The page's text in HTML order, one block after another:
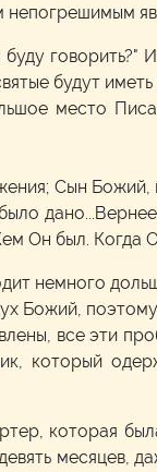
говорить?"
будут
место
Сын
Он был.
немного
Божий,
все эти
который
которая
месяцев,